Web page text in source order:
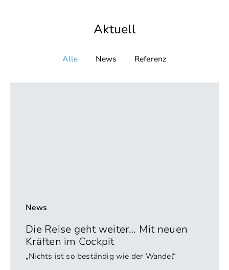
Aktuell
Alle News Referenz
News
Die Reise geht weiter… Mit neuen
Kräften im Cockpit
„Nichts ist so beständig wie der Wandel“